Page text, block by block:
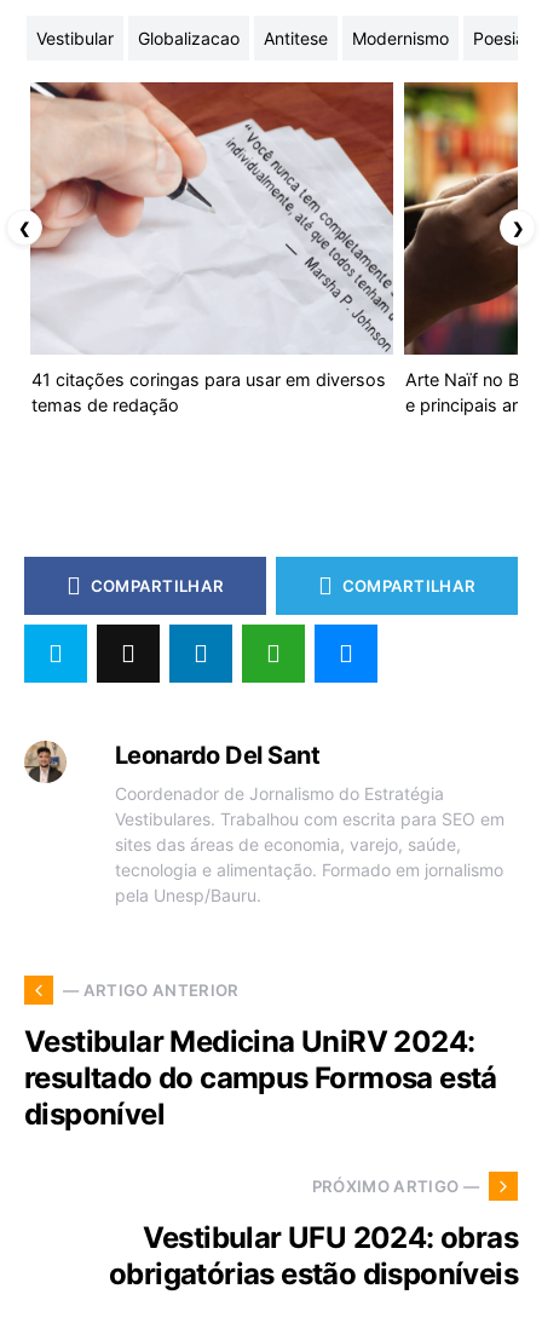
Vestibular Globalizacao Antitese Modernismo Poesia
41 citações coringas para usar em diversos
temas de redação
Arte Naïf no
e principais
❮ ❯
COMPARTILHAR COMPARTILHAR
Leonardo Del Sant
Coordenador de Jornalismo do Estratégia
Vestibulares. Trabalhou com escrita para SEO em
sites das áreas de economia, varejo, saúde,
tecnologia e alimentação. Formado em jornalismo
pela Unesp/Bauru.
— ARTIGO ANTERIOR
Vestibular Medicina UniRV 2024:
resultado do campus Formosa está
disponível
PRÓXIMO ARTIGO —
Vestibular UFU 2024: obras
obrigatórias estão disponíveis